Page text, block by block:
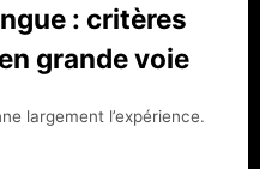
: critères
grande voie
largement l’expérience.